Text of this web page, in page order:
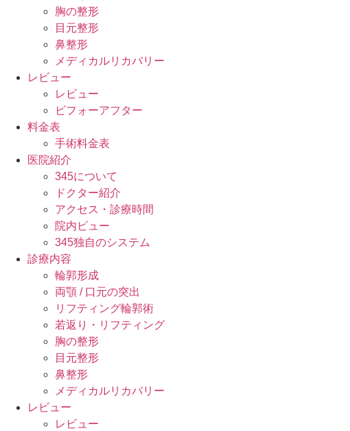
胸の整形
目元整形
鼻整形
メディカルリカバリー
レビュー
レビュー
ビフォーアフター
料金表
手術料金表
医院紹介
345について
ドクター紹介
アクセス・診療時間
院内ビュー
345独自のシステム
診療内容
輪郭形成
両顎 / 口元の突出
リフティング輪郭術
若返り・リフティング
胸の整形
目元整形
鼻整形
メディカルリカバリー
レビュー
レビュー